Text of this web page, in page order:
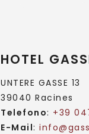
HOTEL
UNTERE GASSE 13
39040 Racines
Telefono: +39
E-Mail: info@